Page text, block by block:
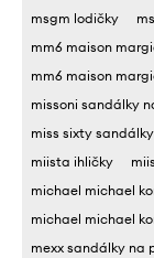
msgm lodičky
mm6 maison
mm6 maison
missoni sandálky
miss sixty
miista ihličky
michael michael
michael michael
mexx sandálky na